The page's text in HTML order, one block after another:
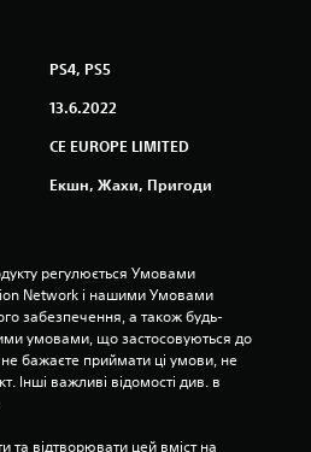
о
н
а
о
PS4, PS5
13.6.2022
CE EUROPE LIMITED
Екшн, Жахи, Пригоди
регулюється Умовами
Network і нашими Умовами
забезпечення, а також будь-
умовами, що застосовуються до
бажаєте приймати ці умови, не
Інші важливі відомості див. в
та відтворювати цей вміст на